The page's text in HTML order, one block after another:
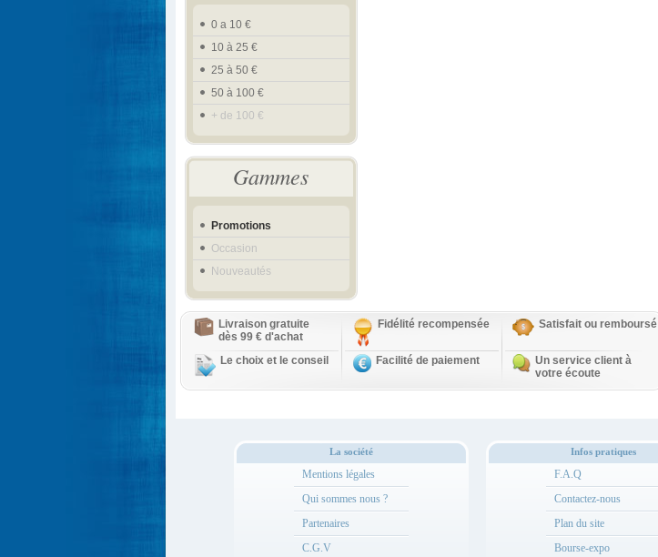
0 a 10 €
10 à 25 €
25 à 50 €
50 à 100 €
+ de 100 €
Gammes
Promotions
Occasion
Nouveautés
Livraison gratuite
dès 99 € d'achat
Fidélité recompensée Satisfait ou remboursé
Le choix et le conseil Facilité de paiement
Un service client à
votre écoute
La société
Mentions légales
Qui sommes nous ?
Partenaires
C.G.V
Infos pratiques
F.A.Q
Contactez-nous
Plan du site
Bourse-expo